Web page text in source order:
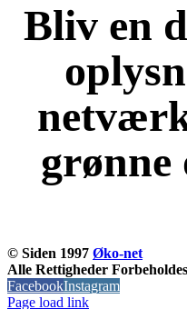
Bliv en
grønne
© Siden 1997 Øko-net
Alle Rettigheder Forbeholdes
FacebookInstagram
Page load link